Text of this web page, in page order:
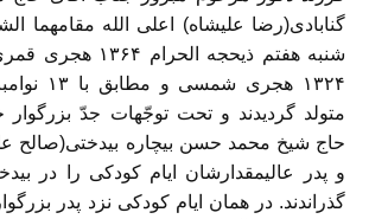
گنابادی(رضا علیشاه) اعلی الله مقامهما
متولد گردیدند و تحت توجّهات جدّ
حاج شیخ محمد حسن بیچاره بیدختی(صالح
و پدر عالیمقدارشان ایام کودکی را در
گذراندند. در همان ایام کودکی نزد پدر